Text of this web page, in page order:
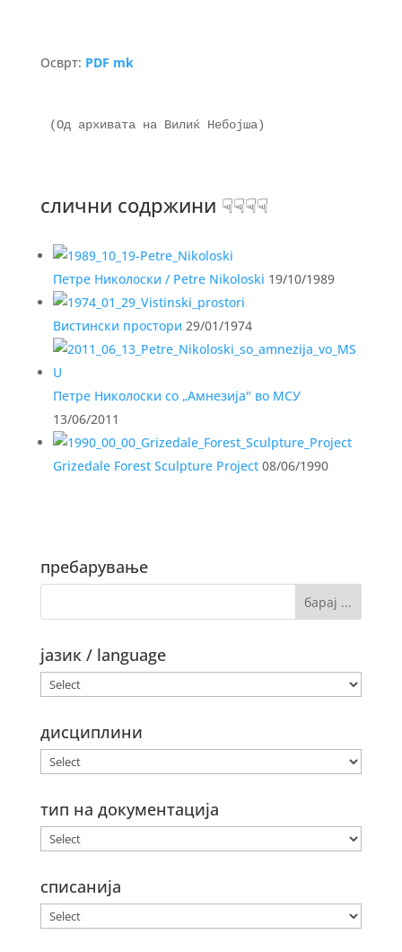
Осврт: PDF mk
(Од архивата на Вилиќ Небојша)
слични содржини ☟☟☟☟
Петре Николоски / Petre Nikoloski 19/10/1989
Вистински простори 29/01/1974
Петре Николоски со „Амнезија" во МСУ
13/06/2011
Grizedale Forest Sculpture Project08/06/1990
пребарување
јазик / language
дисциплини
тип на документација
списанија